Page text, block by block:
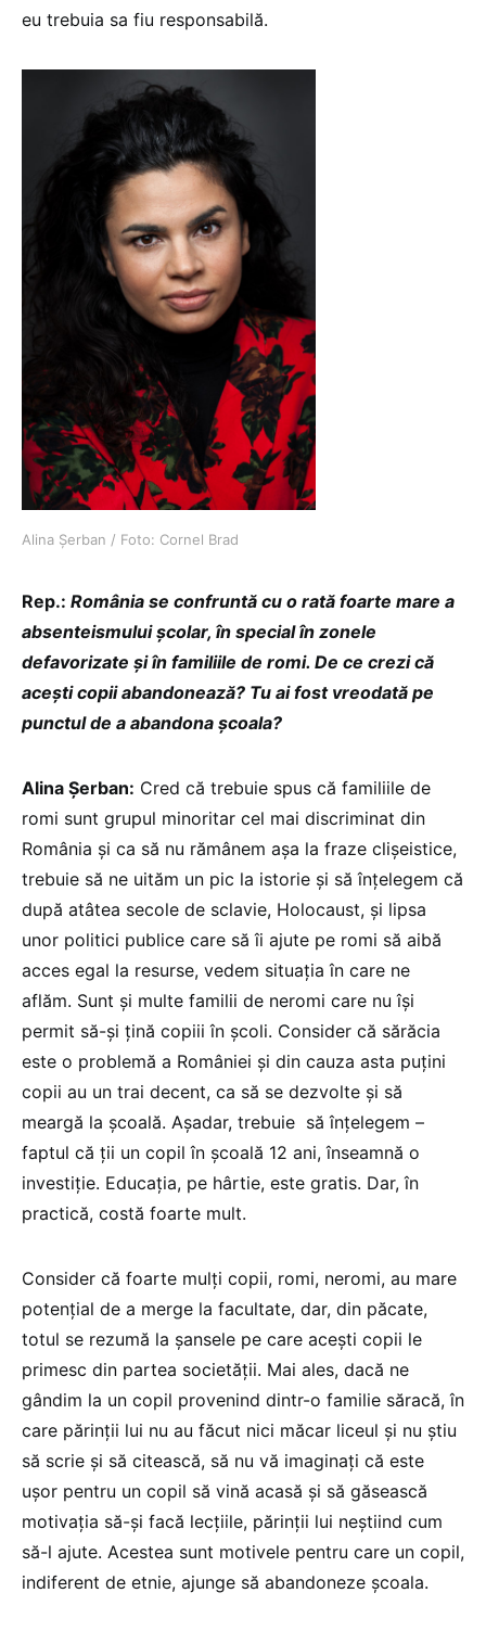
eu trebuia sa fiu responsabilă.
Alina Șerban / Foto: Cornel Brad
Rep.: România se confruntă cu o rată foarte mare a
absenteismului școlar, în special în zonele
defavorizate și în familiile de romi. De ce crezi că
acești copii abandonează? Tu ai fost vreodată pe
punctul de a abandona școala?
Alina Șerban: Cred că trebuie spus că familiile de
romi sunt grupul minoritar cel mai discriminat din
România și ca să nu rămânem așa la fraze clișeistice,
trebuie să ne uităm un pic la istorie și să înțelegem că
după atâtea secole de sclavie, Holocaust, și lipsa
unor politici publice care să îi ajute pe romi să aibă
acces egal la resurse, vedem situația în care ne
aflăm. Sunt și multe familii de neromi care nu își
permit să-și țină copiii în școli. Consider că sărăcia
este o problemă a României și din cauza asta puțini
copii au un trai decent, ca să se dezvolte și să
meargă la școală. Așadar, trebuie să înțelegem –
faptul că ții un copil în școală 12 ani, înseamnă o
investiție. Educația, pe hârtie, este gratis. Dar, în
practică, costă foarte mult.
Consider că foarte mulți copii, romi, neromi, au mare
potențial de a merge la facultate, dar, din păcate,
totul se rezumă la șansele pe care acești copii le
primesc din partea societății. Mai ales, dacă ne
gândim la un copil provenind dintr-o familie săracă, în
care părinții lui nu au făcut nici măcar liceul și nu știu
să scrie și să citească, să nu vă imaginați că este
ușor pentru un copil să vină acasă și să găsească
motivația să-și facă lecțiile, părinții lui neștiind cum
să-l ajute. Acestea sunt motivele pentru care un copil,
indiferent de etnie, ajunge să abandoneze școala.